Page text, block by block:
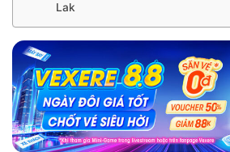
Lak